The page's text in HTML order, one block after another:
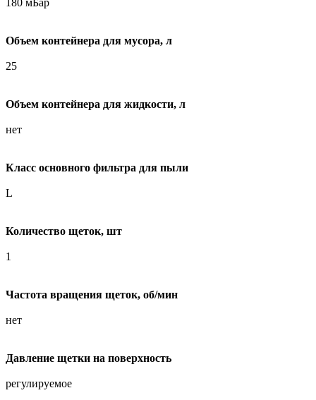
180 мБар
Объем контейнера для мусора, л
25
Объем контейнера для жидкости, л
нет
Класс основного фильтра для пыли
L
Количество щеток, шт
1
Частота вращения щеток, об/мин
нет
Давление щетки на поверхность
регулируемое